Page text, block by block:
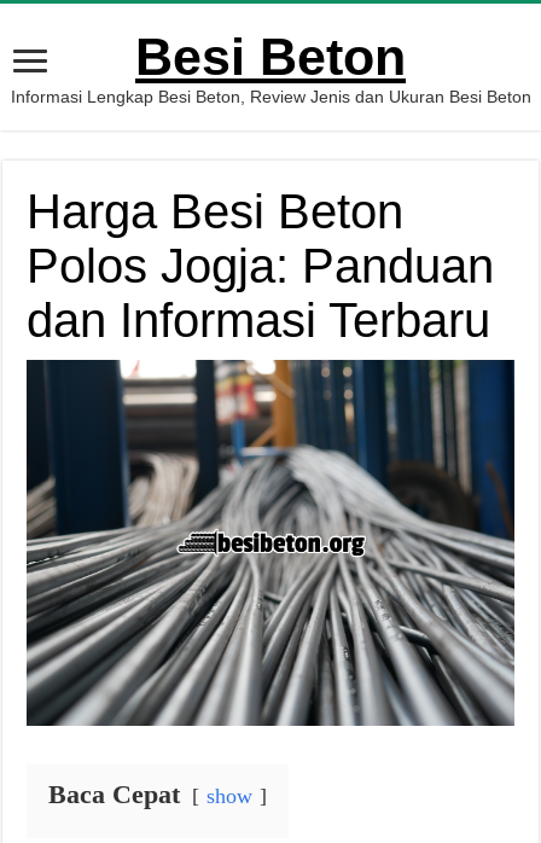
Besi Beton
Informasi Lengkap Besi Beton, Review Jenis dan Ukuran Besi Beton
Harga Besi Beton
Polos Jogja: Panduan
dan Informasi Terbaru
Baca Cepat show